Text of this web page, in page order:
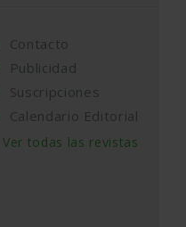
Contacto
Publicidad
Suscripciones
Calendario Editorial
Ver todas las revistas